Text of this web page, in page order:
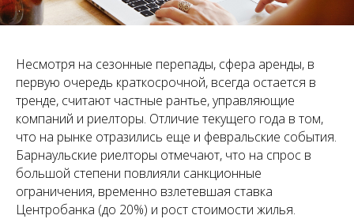
Несмотря на сезонные перепады, сфера аренды, в
первую очередь краткосрочной, всегда остается в
тренде, считают частные рантье, управляющие
компаний и риелторы. Отличие текущего года в том,
что на рынке отразились еще и февральские события.
Барнаульские риелторы отмечают, что на спрос в
большой степени повлияли санкционные
ограничения, временно взлетевшая ставка
Центробанка (до 20%) и рост стоимости жилья.